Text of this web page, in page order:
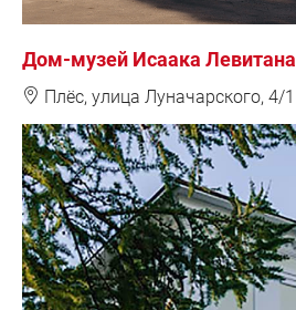
Дом-музей Исаака Левитана
❽ Плёс, улица Луначарского, 4/1